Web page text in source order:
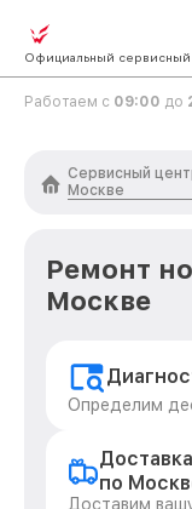
Официальный сервисный
Работаем с 09:00 до
Сервисный
Москве
Ремонт
Москве
Определим
по
Доставим